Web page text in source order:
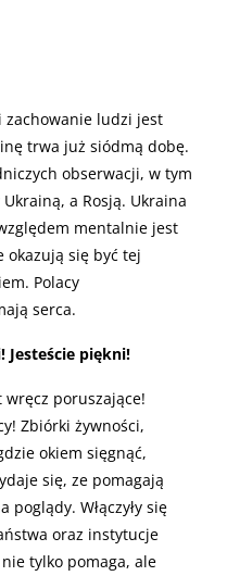
zachowanie ludzi jest
trwa już siódmą dobę.
obserwacji, w tym
a Rosją. Ukraina
mentalnie jest
okazują się być tej
Polacy
serca.
Jesteście piękni!
wręcz poruszające!
Zbiórki żywności,
okiem sięgnąć,
się, ze pomagają
Włączyły się
oraz instytucje
tylko pomaga, ale